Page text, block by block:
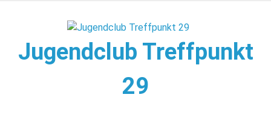
Jugendclub Treffpunkt
29